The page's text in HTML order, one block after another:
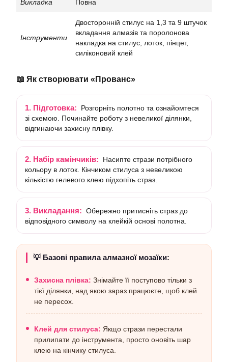
Викладка Повна
Інструменти
Двосторонній стилус на 1,3 та 9 штучок
вкладання алмазів та поролонова
накладка на стилус, лоток, пінцет,
силіконовий клей
📖 Як створювати «Прованс»
1. Підготовка:
Розгорніть полотно та ознайомтеся
зі схемою. Починайте роботу з невеликої ділянки,
відгинаючи захисну плівку.
2. Набір камінчиків:
Насипте стрази потрібного
кольору в лоток. Кінчиком стилуса з невеликою
кількістю гелевого клею підхопіть страз.
3. Викладання: Обережно притисніть страз до
відповідного символу на клейкій основі полотна.
💡 Базові правила алмазної мозаїки:
Захисна плівка: Знімайте її поступово тільки з
тієї ділянки, над якою зараз працюєте, щоб клей
не пересох.
Клей для стилуса: Якщо стрази перестали
прилипати до інструмента, просто оновіть шар
клею на кінчику стилуса.